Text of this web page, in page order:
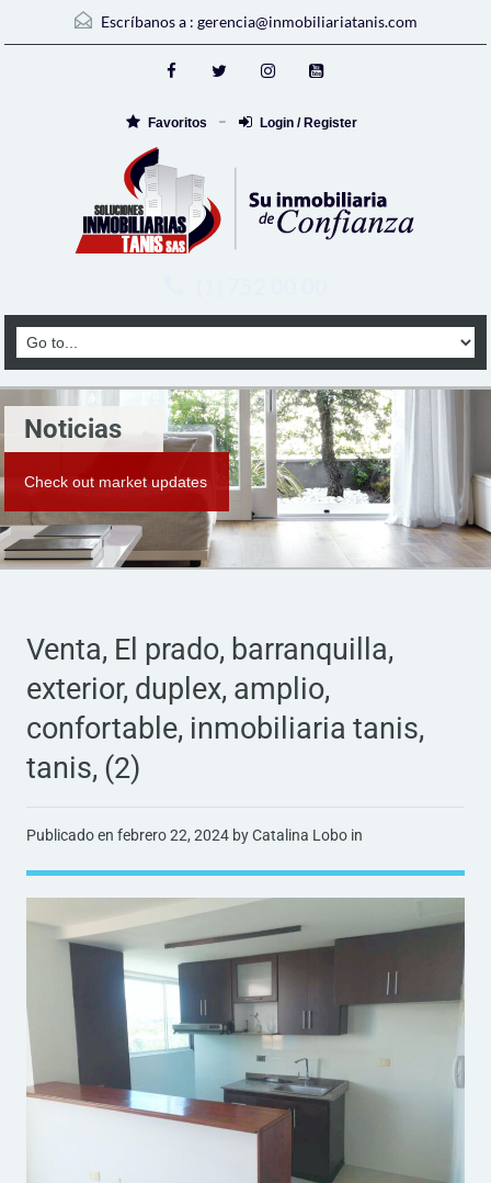
Escríbanos a : gerencia@inmobiliariatanis.com
Favoritos Login / Register
Noticias
Check out market updates
Venta, El prado, barranquilla,
exterior, duplex, amplio,
confortable, inmobiliaria tanis,
tanis, (2)
Publicado en febrero 22, 2024 by Catalina Lobo in